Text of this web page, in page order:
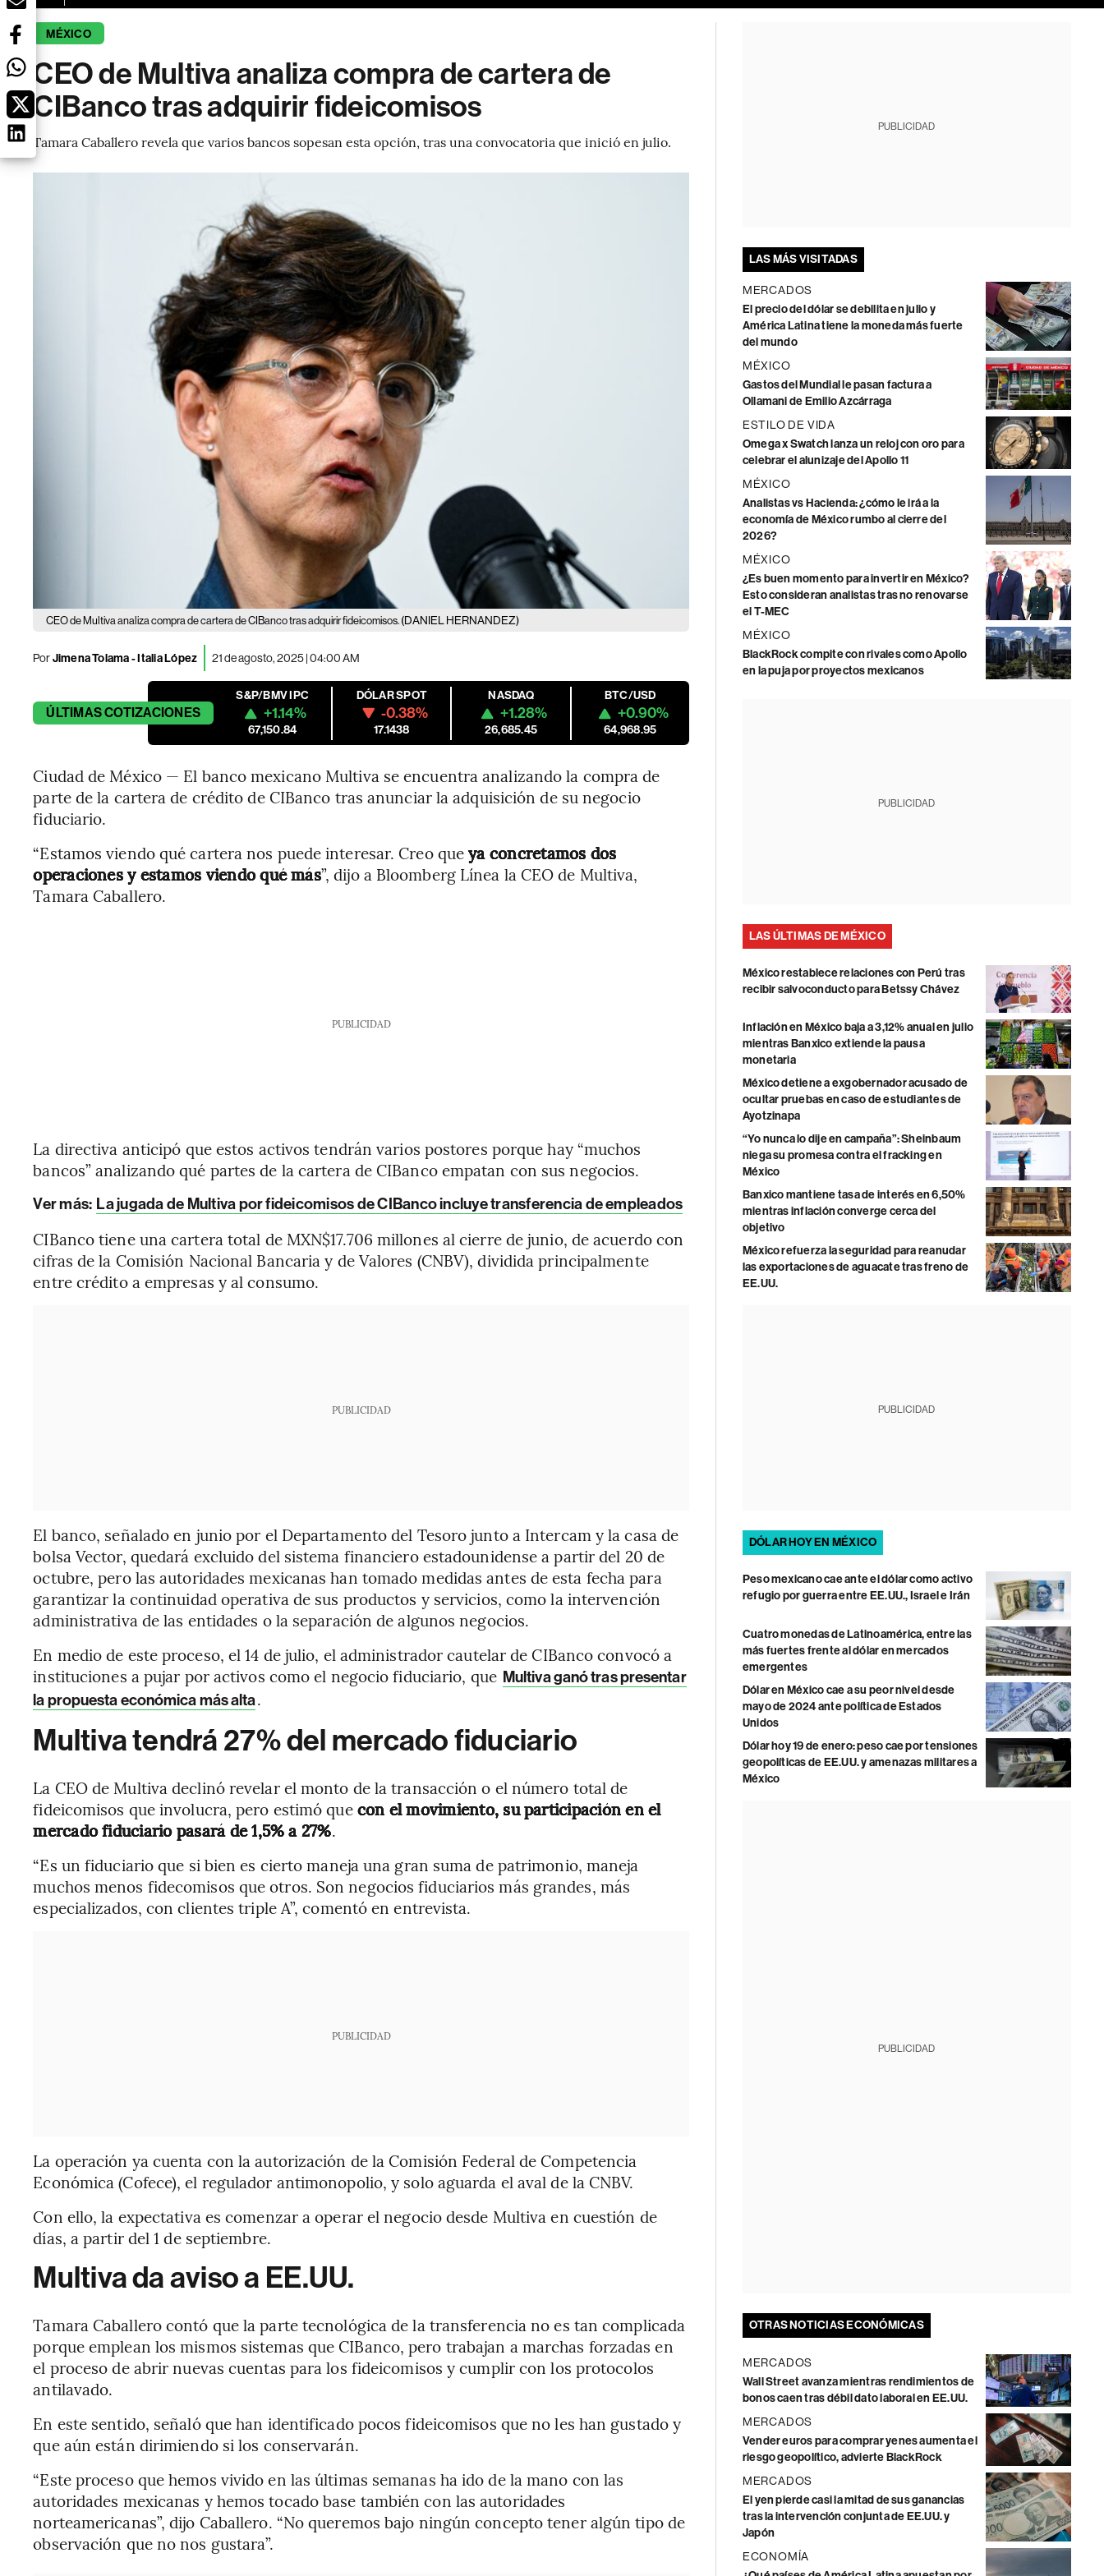
MÉXICO
CEO de Multiva analiza compra de cartera de
CIBanco tras adquirir fideicomisos
Tamara Caballero revela que varios bancos sopesan esta opción, tras una convocatoria que inició en julio.
CEO de Multiva analiza compra de cartera de CIBanco tras adquirir fideicomisos. (DANIEL HERNANDEZ)
PorJimena Tolama-Italia López 21 de agosto, 2025 | 04:00 AM
ÚLTIMASCOTIZACIONES
S&P/BMV IPC
+1.14%
67,150.84
DÓLAR SPOT
-0.38%
17.1438
NASDAQ
+1.28%
26,685.45
BTC/USD
+0.90%
64,968.95
Ciudad de México — El banco mexicano Multiva se encuentra analizando la compra de
parte de la cartera de crédito de CIBanco tras anunciar la adquisición de su negocio
fiduciario.
“Estamos viendo qué cartera nos puede interesar. Creo queya concretamos dos
operaciones y estamos viendo qué más”, dijo a Bloomberg Línea la CEO de Multiva,
Tamara Caballero.
PUBLICIDAD
La directiva anticipó que estos activos tendrán varios postores porque hay “muchos
bancos” analizando qué partes de la cartera de CIBanco empatan con sus negocios.
Ver más: La jugada de Multiva por fideicomisos de CIBanco incluye transferencia de empleados
CIBanco tiene una cartera total de MXN$17.706 millones al cierre de junio, de acuerdo con
cifras de la Comisión Nacional Bancaria y de Valores (CNBV), dividida principalmente
entre crédito a empresas y al consumo.
PUBLICIDAD
El banco, señalado en junio por el Departamento del Tesoro junto a Intercam y la casa de
bolsa Vector, quedará excluido del sistema financiero estadounidense a partir del 20 de
octubre, pero las autoridades mexicanas han tomado medidas antes de esta fecha para
garantizar la continuidad operativa de sus productos y servicios, como la intervención
administrativa de las entidades o la separación de algunos negocios.
En medio de este proceso, el 14 de julio, el administrador cautelar de CIBanco convocó a
instituciones a pujar por activos como el negocio fiduciario, que Multiva ganó tras presentar
la propuesta económica más alta.
Multiva tendrá 27% del mercado fiduciario
La CEO de Multiva declinó revelar el monto de la transacción o el número total de
fideicomisos que involucra, pero estimó quecon el movimiento, su participación en el
mercado fiduciario pasará de 1,5% a 27%.
“Es un fiduciario que si bien es cierto maneja una gran suma de patrimonio, maneja
muchos menos fidecomisos que otros. Son negocios fiduciarios más grandes, más
especializados, con clientes triple A”, comentó en entrevista.
PUBLICIDAD
La operación ya cuenta con la autorización de la Comisión Federal de Competencia
Económica (Cofece), el regulador antimonopolio, y solo aguarda el aval de la CNBV.
Con ello, la expectativa es comenzar a operar el negocio desde Multiva en cuestión de
días, a partir del 1 de septiembre.
Multiva da aviso a EE.UU.
Tamara Caballero contó que la parte tecnológica de la transferencia no es tan complicada
porque emplean los mismos sistemas que CIBanco, pero trabajan a marchas forzadas en
el proceso de abrir nuevas cuentas para los fideicomisos y cumplir con los protocolos
antilavado.
En este sentido, señaló que han identificado pocos fideicomisos que no les han gustado y
que aún están dirimiendo si los conservarán.
“Este proceso que hemos vivido en las últimas semanas ha ido de la mano con las
autoridades mexicanas y hemos tocado base también con las autoridades
norteamericanas”, dijo Caballero. “No queremos bajo ningún concepto tener algún tipo de
observación que no nos gustara”.
PUBLICIDAD
LAS MÁS VISITADAS
MERCADOS
El precio del dólar se debilita en julio y
América Latina tiene la moneda más fuerte
del mundo
MÉXICO
Gastos del Mundial le pasan factura a
Ollamani de Emilio Azcárraga
ESTILO DE VIDA
Omega x Swatch lanza un reloj con oro para
celebrar el alunizaje del Apollo 11
MÉXICO
Analistas vs Hacienda: ¿cómo le irá a la
economía de México rumbo al cierre del
2026?
MÉXICO
¿Es buen momento para invertir en México?
Esto consideran analistas tras no renovarse
el T-MEC
MÉXICO
BlackRock compite con rivales como Apollo
en la puja por proyectos mexicanos
PUBLICIDAD
LAS ÚLTIMAS DE MÉXICO
México restablece relaciones con Perú tras
recibir salvoconducto para Betssy Chávez
Inflación en México baja a 3,12% anual en julio
mientras Banxico extiende la pausa
monetaria
México detiene a exgobernador acusado de
ocultar pruebas en caso de estudiantes de
Ayotzinapa
“Yo nunca lo dije en campaña”: Sheinbaum
niega su promesa contra el fracking en
México
Banxico mantiene tasa de interés en 6,50%
mientras inflación converge cerca del
objetivo
México refuerza la seguridad para reanudar
las exportaciones de aguacate tras freno de
EE.UU.
PUBLICIDAD
DÓLAR HOY EN MÉXICO
Peso mexicano cae ante el dólar como activo
refugio por guerra entre EE.UU., Israel e Irán
Cuatro monedas de Latinoamérica, entre las
más fuertes frente al dólar en mercados
emergentes
Dólar en México cae a su peor nivel desde
mayo de 2024 ante política de Estados
Unidos
Dólar hoy 19 de enero: peso cae por tensiones
geopolíticas de EE.UU. y amenazas militares a
México
PUBLICIDAD
OTRAS NOTICIAS ECONÓMICAS
MERCADOS
Wall Street avanza mientras rendimientos de
bonos caen tras débil dato laboral en EE.UU.
MERCADOS
Vender euros para comprar yenes aumenta el
riesgo geopolítico, advierte BlackRock
MERCADOS
El yen pierde casi la mitad de sus ganancias
tras la intervención conjunta de EE.UU. y
Japón
ECONOMÍA